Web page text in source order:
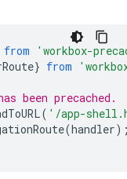
from
'workbox-
} from
been precached.
( '/app-
(handler